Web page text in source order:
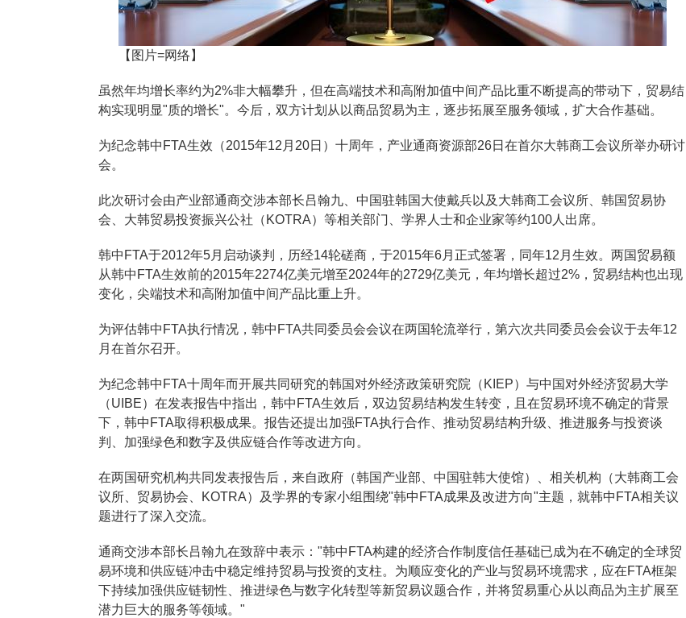
【图片=网络】
虽然年均增长率约为2%非大幅攀升，但在高端技术和高附加值中间产品比重不断提高的带动下，贸易结
构实现明显"质的增长"。今后，双方计划从以商品贸易为主，逐步拓展至服务领域，扩大合作基础。
为纪念韩中FTA生效（2015年12月20日）十周年，产业通商资源部26日在首尔大韩商工会议所举办研讨
会。
此次研讨会由产业部通商交涉本部长吕翰九、中国驻韩国大使戴兵以及大韩商工会议所、韩国贸易协
会、大韩贸易投资振兴公社（KOTRA）等相关部门、学界人士和企业家等约100人出席。
韩中FTA于2012年5月启动谈判，历经14轮磋商，于2015年6月正式签署，同年12月生效。两国贸易额
从韩中FTA生效前的2015年2274亿美元增至2024年的2729亿美元，年均增长超过2%，贸易结构也出现
变化，尖端技术和高附加值中间产品比重上升。
为评估韩中FTA执行情况，韩中FTA共同委员会会议在两国轮流举行，第六次共同委员会会议于去年12
月在首尔召开。
为纪念韩中FTA十周年而开展共同研究的韩国对外经济政策研究院（KIEP）与中国对外经济贸易大学
（UIBE）在发表报告中指出，韩中FTA生效后，双边贸易结构发生转变，且在贸易环境不确定的背景
下，韩中FTA取得积极成果。报告还提出加强FTA执行合作、推动贸易结构升级、推进服务与投资谈
判、加强绿色和数字及供应链合作等改进方向。
在两国研究机构共同发表报告后，来自政府（韩国产业部、中国驻韩大使馆）、相关机构（大韩商工会
议所、贸易协会、KOTRA）及学界的专家小组围绕"韩中FTA成果及改进方向"主题，就韩中FTA相关议
题进行了深入交流。
通商交涉本部长吕翰九在致辞中表示："韩中FTA构建的经济合作制度信任基础已成为在不确定的全球贸
易环境和供应链冲击中稳定维持贸易与投资的支柱。为顺应变化的产业与贸易环境需求，应在FTA框架
下持续加强供应链韧性、推进绿色与数字化转型等新贸易议题合作，并将贸易重心从以商品为主扩展至
潜力巨大的服务等领域。"